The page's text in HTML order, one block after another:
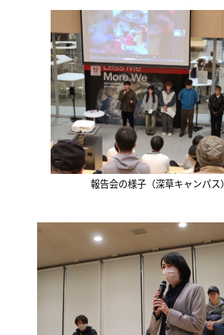
報告会の様子（深草キャンパス）